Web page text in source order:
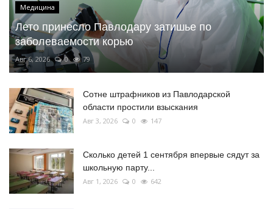
Медицина
Лето принесло Павлодару затишье по
заболеваемости корью
Авг 6, 2026 0 79
Сотне штрафников из Павлодарской
области простили взыскания
Авг 3, 2026 0 147
Сколько детей 1 сентября впервые сядут за
школьную парту...
Авг 1, 2026 0 642